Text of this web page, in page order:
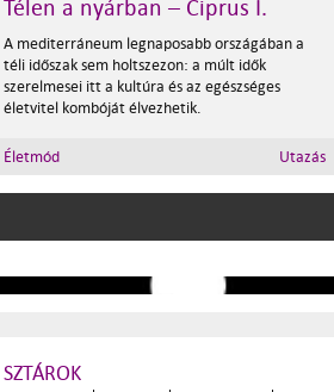
Télen a nyárban – Ciprus I.
A mediterráneum legnaposabb országában a
téli időszak sem holtszezon: a múlt idők
szerelmesei itt a kultúra és az egészséges
életvitel kombóját élvezhetik.
Életmód Utazás
SZTÁROK